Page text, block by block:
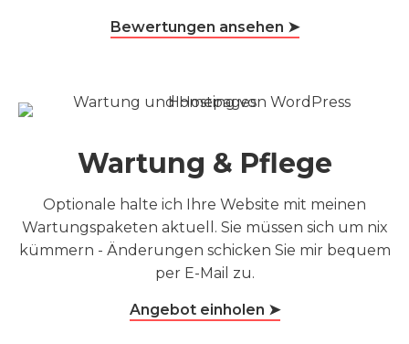
Bewertungen ansehen ➤
Wartung & Pflege
Optionale halte ich Ihre Website mit meinen
Wartungspaketen aktuell. Sie müssen sich um nix
kümmern - Änderungen schicken Sie mir bequem
per E-Mail zu.
Angebot einholen ➤